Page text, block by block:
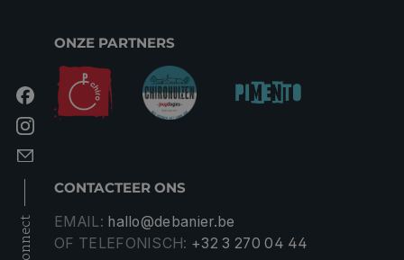
connect
ONZE PARTNERS
CONTACTEER ONS
EMAIL: hallo@debanier.be
OF TELEFONISCH: +32 3 270 04 44